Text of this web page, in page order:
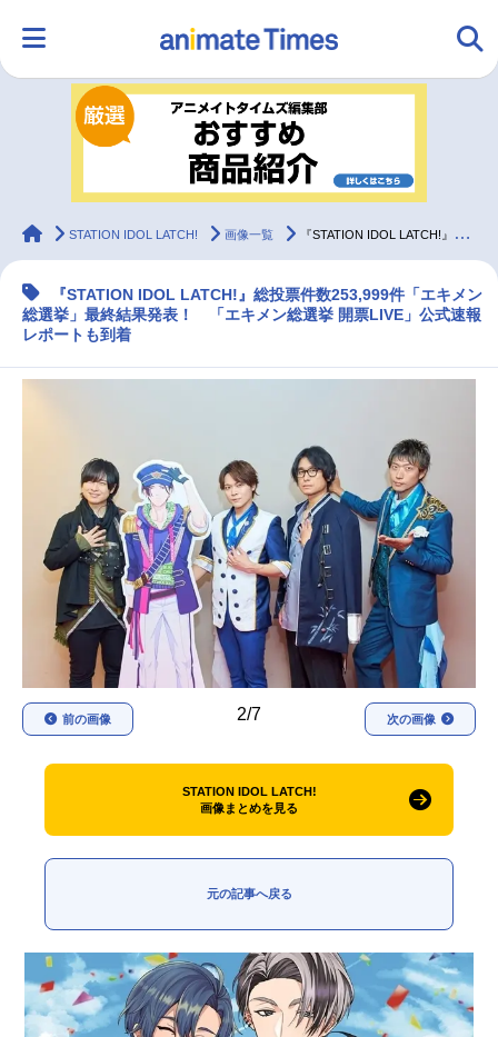
ランキング アニメ
ラジオ みんなの声
マンガ・ラノベ ゲーム・アプリ 音楽 コスプレ
アニメ記事一覧 声優記事一覧
アニメ映画一覧 実写化映画一覧
今期アニメ曜日別一覧
春アニメ 夏アニメ
秋アニメ 冬アニメ
男性声優/女性声優一覧
animateTimes
STATION IDOL LATCH! 画像一覧 『STATION IDOL LATCH!』「エキメン総選挙」最終結果発表！
『STATION IDOL LATCH!』総投票件数253,999件「エキメン
総選挙」最終結果発表！ 「エキメン総選挙 開票LIVE」公式速報
レポートも到着
2/7
前の画像 次の画像
STATION IDOL LATCH!
画像まとめを見る
元の記事へ戻る